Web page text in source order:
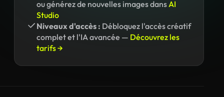
ou générez de nouvelles images dansAI
Studio
Niveaux d'accès : Débloquez l'accès créatif
complet et l'IA avancée — Découvrez les
tarifs →